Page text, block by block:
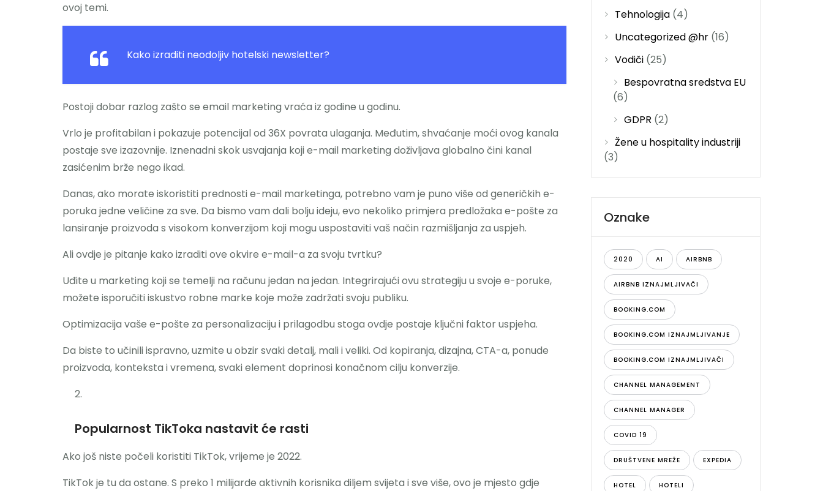
ovoj temi.
Kako izraditi neodoljiv hotelski newsletter?
Postoji dobar razlog zašto se email marketing vraća iz godine u godinu.
Vrlo je profitabilan i pokazuje potencijal od 36X povrata ulaganja. Međutim, shvaćanje moći ovog kanala
postaje sve izazovnije. Iznenadni skok usvajanja koji e-mail marketing doživljava globalno čini kanal
zasićenim brže nego ikad.
Danas, ako morate iskoristiti prednosti e-mail marketinga, potrebno vam je puno više od generičkih e-
poruka jedne veličine za sve. Da bismo vam dali bolju ideju, evo nekoliko primjera predložaka e-pošte za
lansiranje proizvoda s visokom konverzijom koji mogu uspostaviti vaš način razmišljanja za uspjeh.
Ali ovdje je pitanje kako izraditi ove okvire e-mail-a za svoju tvrtku?
Uđite u marketing koji se temelji na računu jedan na jedan. Integrirajući ovu strategiju u svoje e-poruke,
možete isporučiti iskustvo robne marke koje može zadržati svoju publiku.
Optimizacija vaše e-pošte za personalizaciju i prilagodbu stoga ovdje postaje ključni faktor uspjeha.
Da biste to učinili ispravno, uzmite u obzir svaki detalj, mali i veliki. Od kopiranja, dizajna, CTA-a, ponude
proizvoda, konteksta i vremena, svaki element doprinosi konačnom cilju konverzije.
Popularnost TikToka nastavit će rasti
Ako još niste počeli koristiti TikTok, vrijeme je 2022.
TikTok je tu da ostane. S preko 1 milijarde aktivnih korisnika diljem svijeta i sve više, ovo je mjesto gdje
Tehnologija(4)
Uncategorized @hr(16)
Vodiči(25)
Bespovratna sredstva EU
(6)
GDPR (2)
Žene u hospitality industriji
(3)
Oznake
2020 AI AIRBNB
AIRBNB IZNAJMLJIVAČI
BOOKING.COM
BOOKING.COM IZNAJMLJIVANJE
BOOKING.COM IZNAJMLJIVAČI
CHANNEL MANAGEMENT
CHANNEL MANAGER
COVID 19
DRUŠTVENE MREŽE EXPEDIA
HOTEL HOTELI